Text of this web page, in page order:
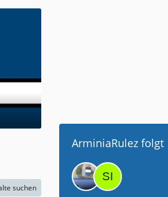
suchen
ArminiaRulez folgt